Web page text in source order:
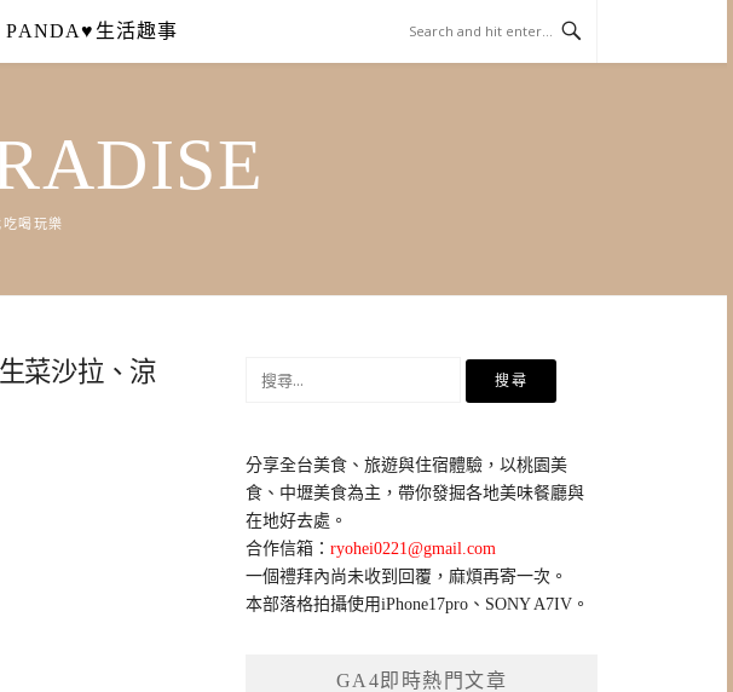
PANDA♥生活趣事
喝玩樂
菜沙拉、涼
鍵
字:
分享全台美食、旅遊與住宿體驗，以桃園美
食、中壢美食為主，帶你發掘各地美味餐廳與
在地好去處。
合作信箱：ryohei0221@gmail.com
一個禮拜內尚未收到回覆，麻煩再寄一次。
本部落格拍攝使用iPhone17pro、SONY A7IV。
GA4即時熱門文章